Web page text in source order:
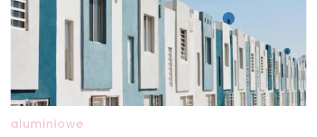
aluminiowe